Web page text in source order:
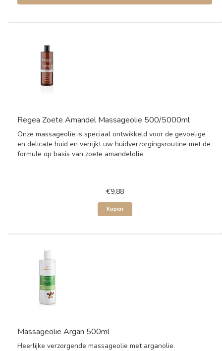
Regea Zoete Amandel Massageolie 500/5000ml
Onze massageolie is speciaal ontwikkeld voor de gevoelige
en delicate huid en verrijkt uw huidverzorgingsroutine met de
formule op basis van zoete amandelolie.
€9,88
Kopen
Massageolie Argan 500ml
Heerlijke verzorgende massageolie met arganolie.